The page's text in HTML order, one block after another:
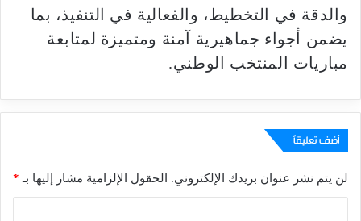
والدقة في التخطيط، والفعالية في التنفيذ، بما
يضمن أجواء جماهيرية آمنة ومتميزة لمتابعة
مباريات المنتخب الوطني.
أضف تعليقاً
لن يتم نشر عنوان بريدك الإلكتروني. الحقول الإلزامية مشار إليها بـ *